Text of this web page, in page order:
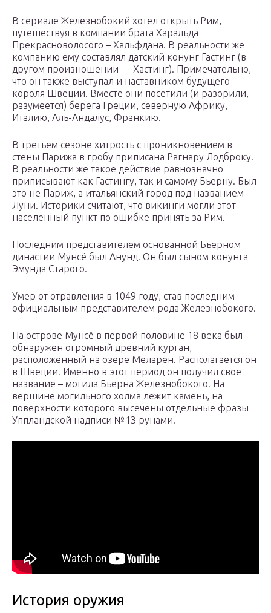
В сериале Железнобокий хотел открыть Рим,
путешествуя в компании брата Харальда
Прекрасноволосого – Хальфдана. В реальности же
компанию ему составлял датский конунг Гастинг (в
другом произношении — Хастинг). Примечательно,
что он также выступал и наставником будущего
короля Швеции. Вместе они посетили (и разорили,
разумеется) берега Греции, северную Африку,
Италию, Аль-Андалус, Франкию.
В третьем сезоне хитрость с проникновением в
стены Парижа в гробу приписана Рагнару Лодброку.
В реальности же такое действие равнозначно
приписывают как Гастингу, так и самому Бьерну. Был
это не Париж, а итальянский город под названием
Луни. Историки считают, что викинги могли этот
населенный пункт по ошибке принять за Рим.
Последним представителем основанной Бьерном
династии Мунсё был Анунд. Он был сыном конунга
Эмунда Старого.
Умер от отравления в 1049 году, став последним
официальным представителем рода Железнобокого.
На острове Мунсё в первой половине 18 века был
обнаружен огромный древний курган,
расположенный на озере Меларен. Располагается он
в Швеции. Именно в этот период он получил свое
название – могила Бьерна Железнобокого. На
вершине могильного холма лежит камень, на
поверхности которого высечены отдельные фразы
Уппландской надписи №13 рунами.
История оружия